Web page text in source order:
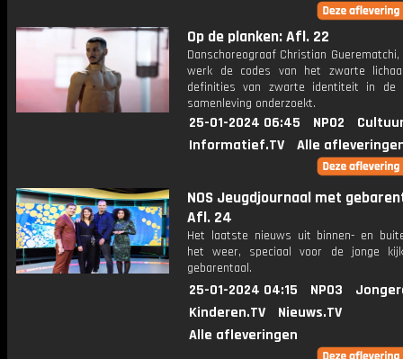
Op de planken: Afl. 22
Danschoreograaf Christian
werk de codes van het zwarte
definities van zwarte identiteit in de
samenleving onderzoekt.
25-01-2024 06:45 NPO2
Informatief.TV
Alle
NOS Jeugdjournaal met
Afl. 24
Het laatste nieuws uit binnen- en
het weer, speciaal voor de jonge
gebarentaal.
25-01-2024 04:15 NPO3
Kinderen.TV
Nieuws.TV
Alle afleveringen